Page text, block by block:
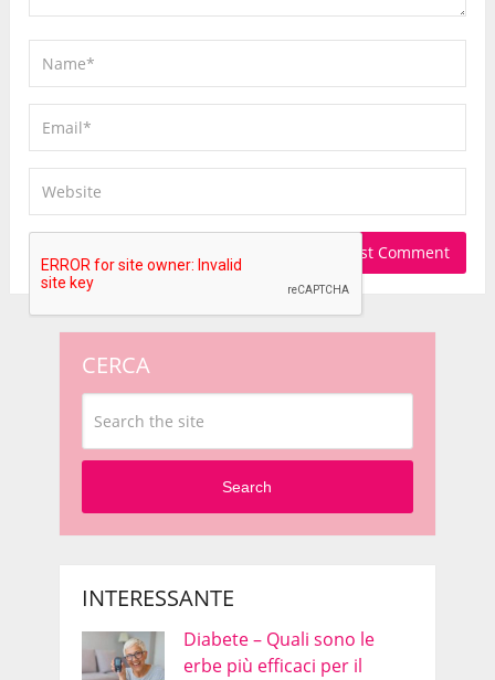
CERCA
Search
INTERESSANTE
Diabete – Quali sono le
erbe più efficaci per il